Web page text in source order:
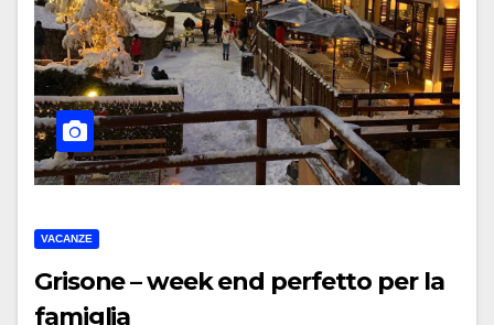
VACANZE
Grisone – week end perfetto per la
famiglia